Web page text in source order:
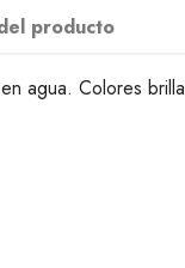
producto
agua. Colores